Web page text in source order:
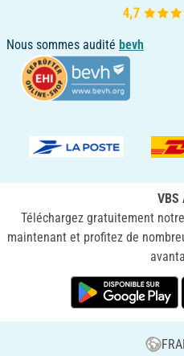
Nous sommes audité bevh
VBS
Téléchargez gratuitement
maintenant et profitez de